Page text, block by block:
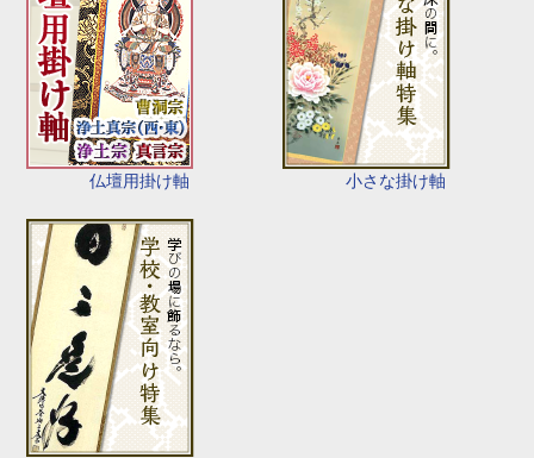
仏壇用掛け軸 小さな掛け軸